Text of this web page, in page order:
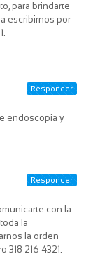
para brindarte
escribirnos por
endoscopia y
Responder
con la
la
la orden
318 216 4321.
Responder